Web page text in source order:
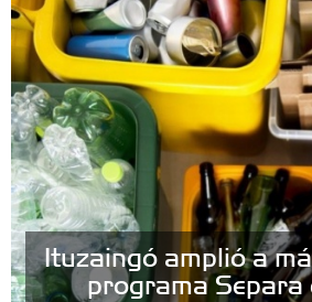
Ituzaingó amplió a
programa Separa